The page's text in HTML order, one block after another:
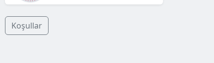
Koşullar